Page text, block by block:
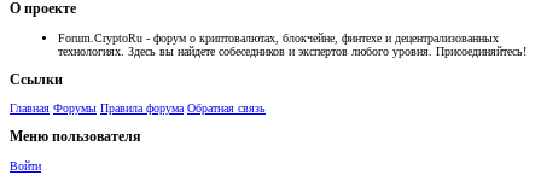
О проекте
Forum.CryptoRu - форум о криптовалютах, блокчейне, финтехе и децентрализованных
технологиях. Здесь вы найдете собеседников и экспертов любого уровня. Присоединяйтесь!
Ссылки
Главная Форумы Правила форума Обратная связь
Меню пользователя
Войти